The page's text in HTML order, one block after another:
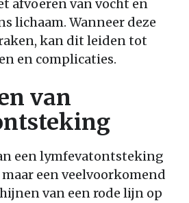
afvoeren van vocht en
lichaam. Wanneer deze
kan dit leiden tot
en complicaties.
van
een lymfevatontsteking
een veelvoorkomend
van een rode lijn op